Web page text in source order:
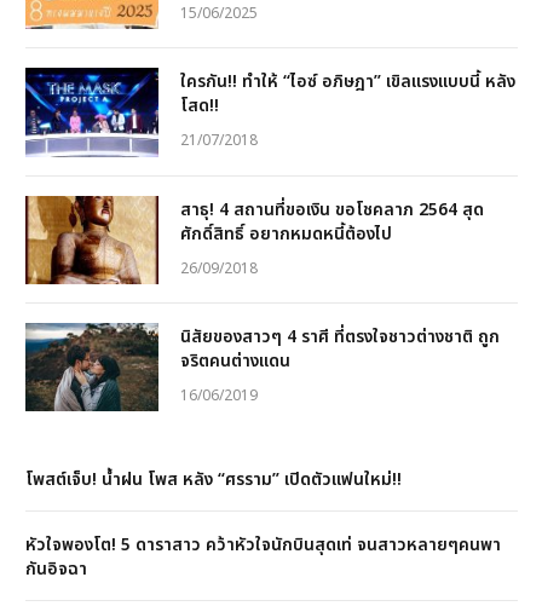
15/06/2025
ใครกัน!! ทำให้ “ไอซ์ อภิษฎา” เขิลแรงแบบนี้ หลัง
โสด!!
21/07/2018
สาธุ! 4 สถานที่ขอเงิน ขอโชคลาภ 2564 สุด
ศักดิ์สิทธิ์ อยากหมดหนี้ต้องไป
26/09/2018
นิสัยของสาวๆ 4 ราศี ที่ตรงใจชาวต่างชาติ ถูก
จริตคนต่างแดน
16/06/2019
โพสต์เจ็บ! น้ำฝน โพส หลัง “ศรราม” เปิดตัวแฟนใหม่!!
หัวใจพองโต! 5 ดาราสาว คว้าหัวใจนักบินสุดเท่ จนสาวหลายๆคนพา
กันอิจฉา